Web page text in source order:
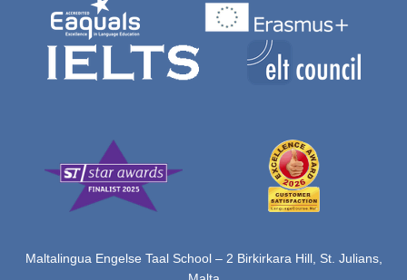
Maltalingua Engelse Taal School – 2 Birkirkara Hill, St. Julians,